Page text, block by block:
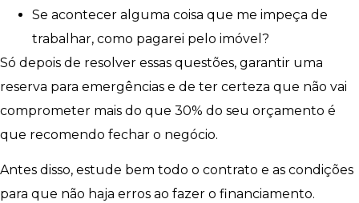
Se acontecer alguma coisa que me impeça de
trabalhar, como pagarei pelo imóvel?
Só depois de resolver essas questões, garantir uma
reserva para emergências e de ter certeza que não vai
comprometer mais do que 30% do seu orçamento é
que recomendo fechar o negócio.
Antes disso, estude bem todo o contrato e as condições
para que não haja erros ao fazer o financiamento.